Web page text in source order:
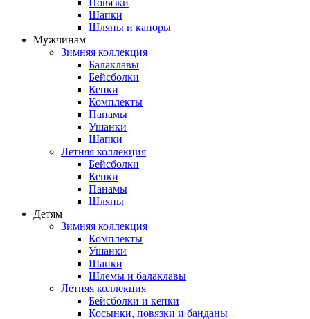
Повязки
Шапки
Шляпы и капоры
Мужчинам
Зимняя коллекция
Балаклавы
Бейсболки
Кепки
Комплекты
Панамы
Ушанки
Шапки
Летняя коллекция
Бейсболки
Кепки
Панамы
Шляпы
Детям
Зимняя коллекция
Комплекты
Ушанки
Шапки
Шлемы и балаклавы
Летняя коллекция
Бейсболки и кепки
Косынки, повязки и банданы